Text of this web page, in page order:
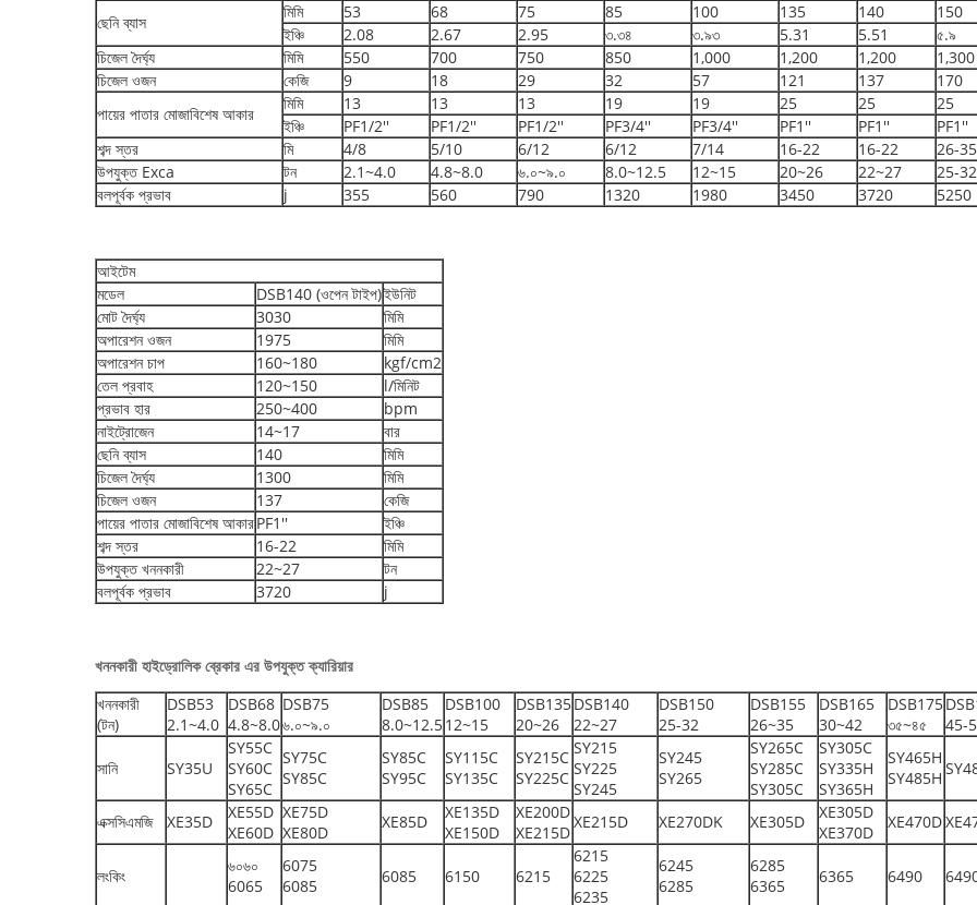
ছেনি ব্যাস
মিমি 53 68 75 85 100 135 140 150
ইঞ্চি
2.08 2.67 2.95 ৩.৩৪ ৩.৯৩ 5.31 5.51 ৫.৯
চিজেল দৈর্ঘ্য
মিমি 550 700 750 850 1,000 1,200 1,200 1,300
চিজেল ওজন
কেজি 9 18 29 32 57 121 137 170
পায়ের পাতার মোজাবিশেষ আকার
মিমি 13 13 13 19 19 25 25 25
ইঞ্চি
PF1/2'' PF1/2'' PF1/2'' PF3/4'' PF3/4'' PF1'' PF1'' PF1''
শব্দ স্তর
মি 4/8 5/10 6/12 6/12 7/14 16-22 16-22 26-35
উপযুক্ত Exca
টন 2.1~4.0 4.8~8.0 ৬.০~৯.০ 8.0~12.5 12~15 20~26 22~27 25-32
বলপূর্বক প্রভাব
j 355 560 790 1320 1980 3450 3720 5250
আইটেম
মডেল
DSB140 (ওপেন টাইপ)ইউনিট
মোট দৈর্ঘ্য
3030
মিমি
অপারেশন ওজন
1975
মিমি
অপারেশন চাপ
160~180
kgf/cm2
তেল প্রবাহ
120~150
l/মিনিট
প্রভাব হার
250~400
bpm
নাইট্রোজেন
14~17
বার
ছেনি ব্যাস
140
মিমি
চিজেল দৈর্ঘ্য
1300
মিমি
চিজেল ওজন
137
কেজি
পায়ের পাতার মোজাবিশেষ আকারPF1''
ইঞ্চি
শব্দ স্তর
16-22
মিমি
উপযুক্ত খননকারী
22~27
টন
বলপূর্বক প্রভাব
3720 j
খননকারী হাইড্রোলিক ব্রেকার এর উপযুক্ত ক্যারিয়ার
খননকারী
(টন)
DSB53
2.1~4.0
DSB68
4.8~8.0
DSB75
৬.০~৯.০
DSB85
8.0~12.5
DSB100
12~15
DSB135
20~26
DSB140
22~27
DSB150
25-32
DSB155
26~35
DSB165
30~42
DSB175
৩৫~৪৫
45-
সানি SY35U
SY55C
SY60C
SY65C
SY75C
SY85C
SY85C
SY95C
SY115C
SY135C
SY215C
SY225C
SY215
SY225
SY245
SY245
SY265
SY265C
SY285C
SY305C
SY305C
SY335H
SY365H
SY465H
SY485H
এক্সসিএমজি XE35D
XE55D
XE60D
XE75D
XE80D
XE85D
XE135D
XE150D
XE200D
XE215D
XE215D XE270DK XE305D
XE305D
XE370D
XE470D
লংকিং
৬০৬০
6065
6075
6085
6085 6150 6215
6215
6225
6235
6245
6285
6285
6365
6365 6490